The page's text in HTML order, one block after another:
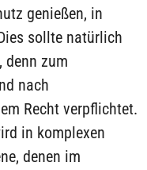
genießen, in
sollte natürlich
denn zum
nach
Recht verpflichtet.
in komplexen
denen im